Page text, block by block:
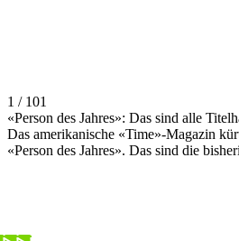
1 / 101
«Person des Jahres»: Das sind alle
Das amerikanische «Time»-Magazin
«Person des Jahres». Das sind die